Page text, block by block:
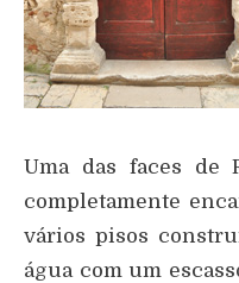
Uma das faces de
completamente
vários pisos
água com um